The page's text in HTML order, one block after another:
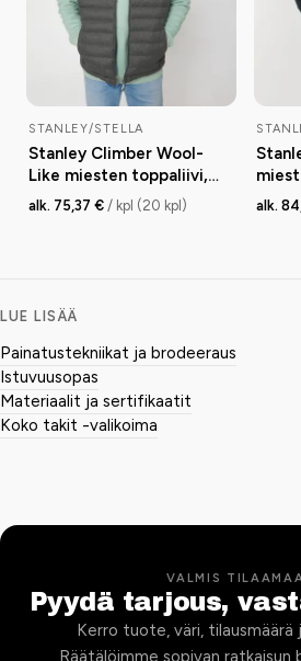
STANLEY/STELLA
Stanley Climber Wool-
Like miesten toppaliivi,
fitted, 140 g
alk. 75,37 € / kpl (20 kpl) alk.
LUE LISÄÄ
Painatustekniikat ja brodeeraus
Istuvuusopas
Materiaalit ja sertifikaatit
Koko takit -valikoima
VALMIS
Pyydä tarjous,
Kerro tuote, väri, tilausmäärä
Räätälöimme sopivan ratkaisun